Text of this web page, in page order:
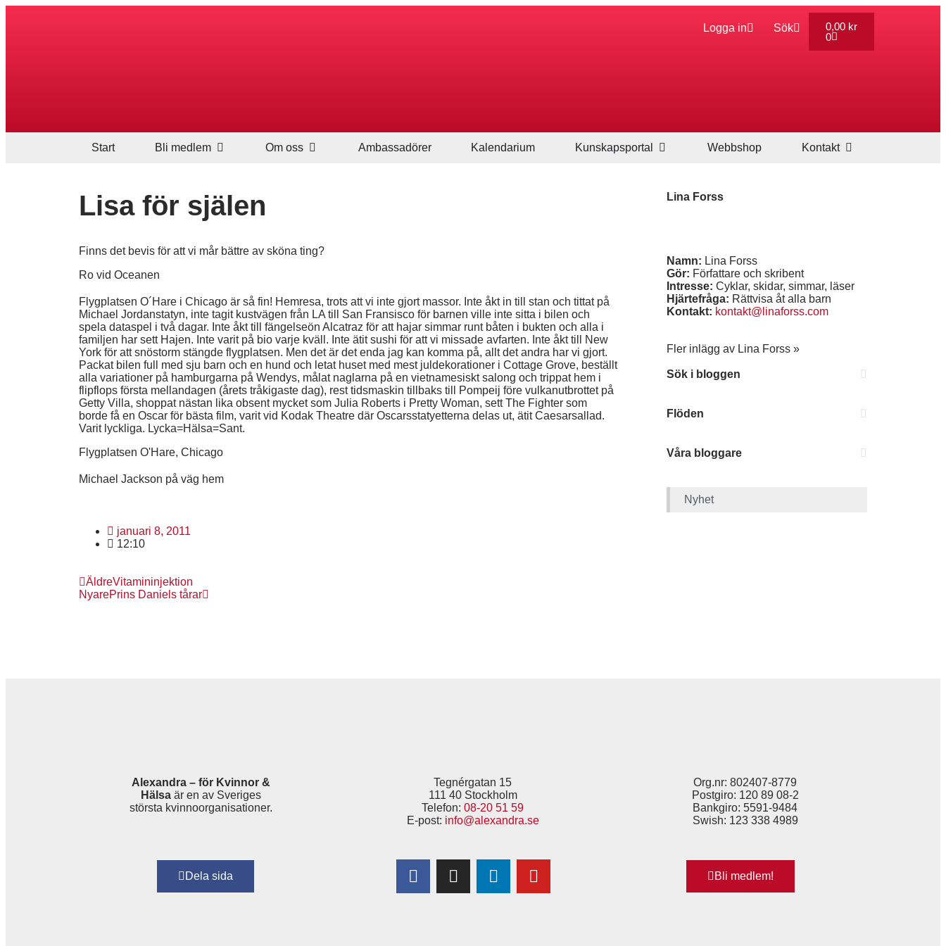
Logga in Sök 0,00 kr
0
Start Bli medlem Om oss Ambassadörer Kalendarium Kunskapsportal Webbshop Kontakt
Lisa för själen
Finns det bevis för att vi mår bättre av sköna ting?
Ro vid Oceanen
Flygplatsen O´Hare i Chicago är så fin! Hemresa, trots att vi inte gjort massor. Inte åkt in till stan och tittat på
Michael Jordanstatyn, inte tagit kustvägen från LA till San Fransisco för barnen ville inte sitta i bilen och
spela dataspel i två dagar. Inte åkt till fängelseön Alcatraz för att hajar simmar runt båten i bukten och alla i
familjen har sett Hajen. Inte varit på bio varje kväll. Inte ätit sushi för att vi missade avfarten. Inte åkt till New
York för att snöstorm stängde flygplatsen. Men det är det enda jag kan komma på, allt det andra har vi gjort.
Packat bilen full med sju barn och en hund och letat huset med mest juldekorationer i Cottage Grove, beställt
alla variationer på hamburgarna på Wendys, målat naglarna på en vietnamesiskt salong och trippat hem i
flipflops första mellandagen (årets tråkigaste dag), rest tidsmaskin tillbaks till Pompeij före vulkanutbrottet på
Getty Villa, shoppat nästan lika obsent mycket som Julia Roberts i Pretty Woman, sett The Fighter som
borde få en Oscar för bästa film, varit vid Kodak Theatre där Oscarsstatyetterna delas ut, ätit Caesarsallad.
Varit lyckliga. Lycka=Hälsa=Sant.
Flygplatsen O'Hare, Chicago
Michael Jackson på väg hem
januari 8, 2011
12:10
ÄldreVitamininjektion
NyarePrins Daniels tårar
Lina Forss
Namn: Lina Forss
Gör: Författare och skribent
Intresse: Cyklar, skidar, simmar, läser
Hjärtefråga: Rättvisa åt alla barn
Kontakt: kontakt@linaforss.com
Fler inlägg av Lina Forss »
Sök i bloggen
Flöden
Våra bloggare
Nyhet
Alexandra – för Kvinnor &
Hälsaär en av Sveriges
största kvinnoorganisationer.
Tegnérgatan 15
111 40 Stockholm
Telefon:08-20 51 59
E-post: info@alexandra.se
Org.nr: 802407-8779
Postgiro: 120 89 08-2
Bankgiro: 5591-9484
Swish: 123 338 4989
Dela sida Bli medlem!